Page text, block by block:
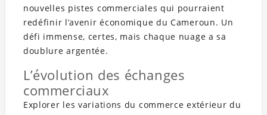
nouvelles pistes commerciales qui pourraient
redéfinir l’avenir économique du Cameroun. Un
défi immense, certes, mais chaque nuage a sa
doublure argentée.
L’évolution des échanges
commerciaux
Explorer les variations du commerce extérieur du